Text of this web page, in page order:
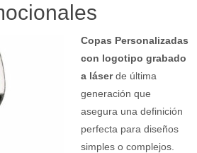
Copas Personalizadas
con logotipo grabado
a láserde última
generación que
asegura una definición
perfecta para diseños
simples o complejos.